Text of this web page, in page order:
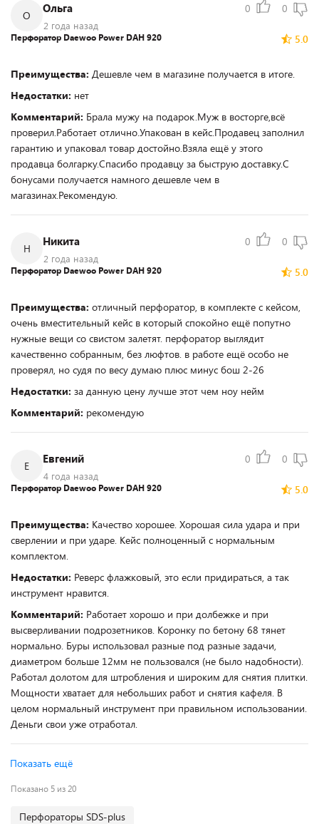
О
Ольга
2 года назад
0 0
5.0
Перфоратор Daewoo Power DAH 920
Преимущества: Дешевле чем в магазине получается в итоге.
Недостатки: нет
Комментарий: Брала мужу на подарок.Муж в восторге,всё
проверил.Работает отлично.Упакован в кейс.Продавец заполнил
гарантию и упаковал товар достойно.Взяла ещё у этого
продавца болгарку.Спасибо продавцу за быструю доставку.С
бонусами получается намного дешевле чем в
магазинах.Рекомендую.
Н
Никита
2 года назад
0 0
5.0
Перфоратор Daewoo Power DAH 920
Преимущества: отличный перфоратор, в комплекте с кейсом,
очень вместительный кейс в который спокойно ещё попутно
нужные вещи со свистом залетят. перфоратор выглядит
качественно собранным, без люфтов. в работе ещё особо не
проверял, но судя по весу думаю плюс минус бош 2-26
Недостатки: за данную цену лучше этот чем ноу нейм
Комментарий: рекомендую
Е
Евгений
4 года назад
0 0
5.0
Перфоратор Daewoo Power DAH 920
Преимущества: Качество хорошее. Хорошая сила удара и при
сверлении и при ударе. Кейс полноценный с нормальным
комплектом.
Недостатки: Реверс флажковый, это если придираться, а так
инструмент нравится.
Комментарий: Работает хорошо и при долбежке и при
высверливании подрозетников. Коронку по бетону 68 тянет
нормально. Буры использовал разные под разные задачи,
диаметром больше 12мм не пользовался (не было надобности).
Работал долотом для штробления и широким для снятия плитки.
Мощности хватает для небольших работ и снятия кафеля. В
целом нормальный инструмент при правильном использовании.
Деньги свои уже отработал.
Показать ещё
Показано 5 из 20
Перфораторы SDS-plus